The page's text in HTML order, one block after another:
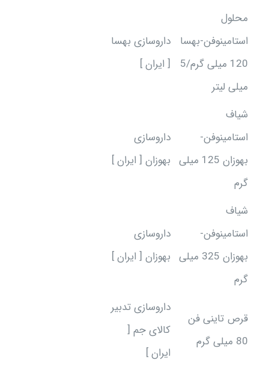
محلول
استامینوفن-بهسا
120 میلی گرم/5
میلی لیتر
داروسازی بهسا
[ ایران ]
شیاف
استامینوفن-
بهوزان 125 میلی
گرم
داروسازی
بهوزان [ ایران ]
شیاف
استامینوفن-
بهوزان 325 میلی
گرم
داروسازی
بهوزان [ ایران ]
قرص تاینی فن
80 میلی گرم
داروسازی تدبیر
کالای جم [
ایران ]